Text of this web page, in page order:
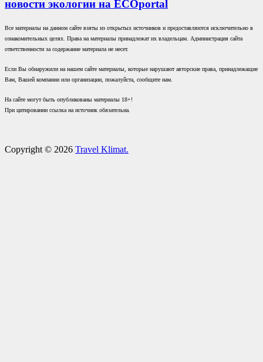
новости экологии на ECOportal
Все материалы на данном сайте взяты из открытых источников и предоставляются исключительно в
ознакомительных целях. Права на материалы принадлежат их владельцам. Администрация сайта
ответственности за содержание материала не несет.
Если Вы обнаружили на нашем сайте материалы, которые нарушают авторские права, принадлежащие
Вам, Вашей компании или организации, пожалуйста, сообщите нам.
На сайте могут быть опубликованы материалы 18+!
При цитировании ссылка на источник обязательна.
Copyright © 2026 Travel Klimat.